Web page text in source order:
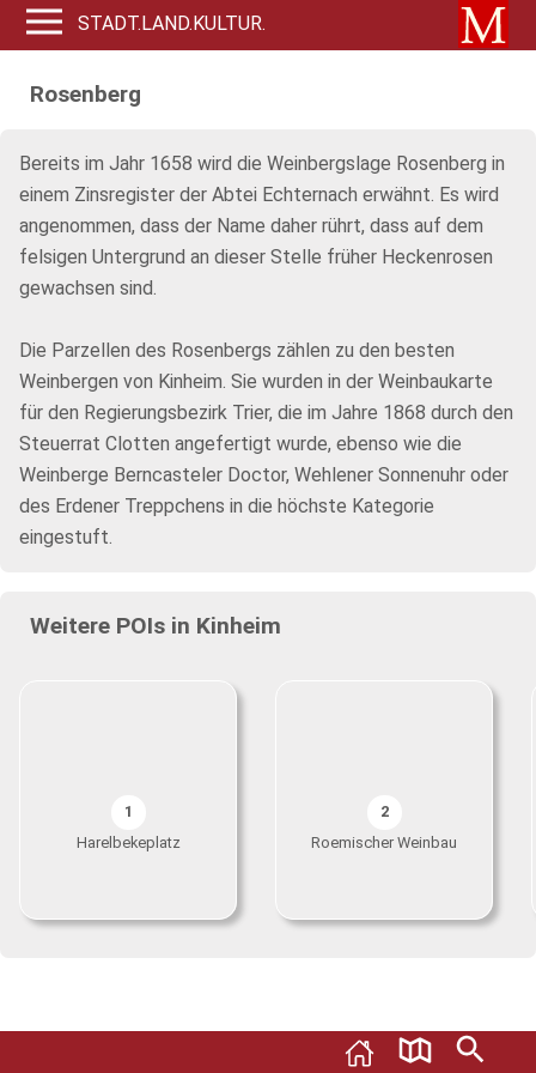
STADT.LAND.KULTUR.
Rosenberg
Bereits im Jahr 1658 wird die Weinbergslage Rosenberg in
einem Zinsregister der Abtei Echternach erwähnt. Es wird
angenommen, dass der Name daher rührt, dass auf dem
felsigen Untergrund an dieser Stelle früher Heckenrosen
gewachsen sind.
Die Parzellen des Rosenbergs zählen zu den besten
Weinbergen von Kinheim. Sie wurden in der Weinbaukarte
für den Regierungsbezirk Trier, die im Jahre 1868 durch den
Steuerrat Clotten angefertigt wurde, ebenso wie die
Weinberge Berncasteler Doctor, Wehlener Sonnenuhr oder
des Erdener Treppchens in die höchste Kategorie
eingestuft.
Weitere POIs in Kinheim
1
Harelbekeplatz
2
Roemischer Weinbau